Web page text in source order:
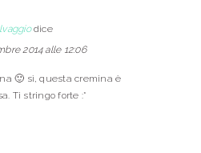
dice
2014 alle 12:06
🙂 sì, questa cremina è
Ti stringo forte :*